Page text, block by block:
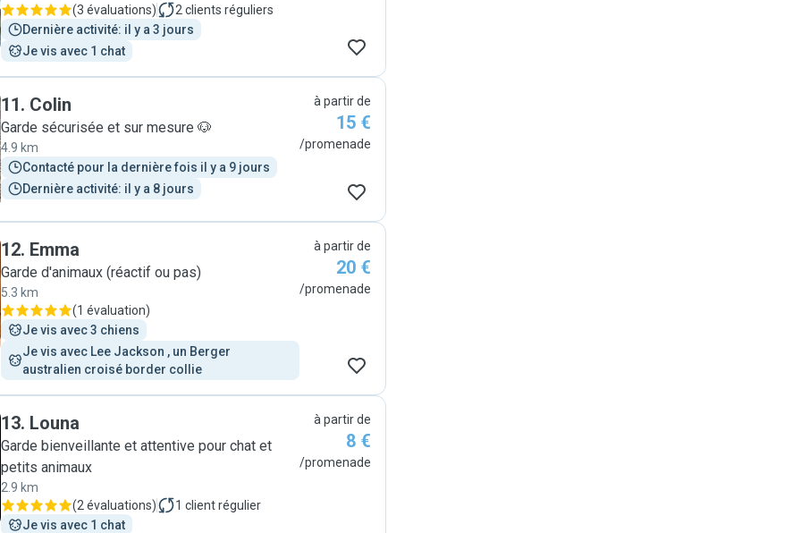
(3 évaluations) 2 clients réguliers
Dernière activité: il y a 3 jours
Je vis avec 1 chat
11. Colin
Garde sécurisée et sur mesure 🐶
4.9 km
Contacté pour la dernière fois il y a 9 jours
Dernière activité: il y a 8 jours
à partir de
15 €
/promenade
12. Emma
Garde d'animaux (réactif ou pas)
5.3 km
(1 évaluation)
Je vis avec 3 chiens
Je vis avec Lee Jackson , un Berger
australien croisé border collie
à partir de
20 €
/promenade
13. Louna
Garde bienveillante et attentive pour chat et
petits animaux
2.9 km
(2 évaluations) 1 client régulier
Je vis avec 1 chat
à partir de
8 €
/promenade